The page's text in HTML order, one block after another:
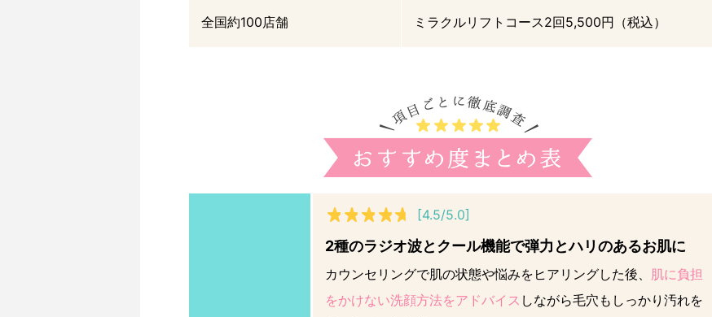
全国約100店舗 ミラクルリフトコース2回5,500円（税込）
[4.5/5.0]
2種のラジオ波とクール機能で弾力とハリのあるお肌に
カウンセリングで肌の状態や悩みをヒアリングした後、 肌に負担
をかけない洗顔方法をアドバイス しながら毛穴もしっかり汚れを